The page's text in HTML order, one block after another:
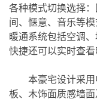
各种模式切换选择
间、惬意、音乐等
暖通系统包括空调
快捷还可以实时查看
本豪宅设计采
板、木饰面质感墙